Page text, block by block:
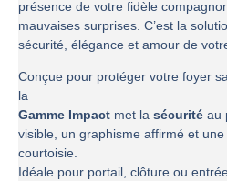
présence de votre fidèle
mauvaises surprises. C’est la
sécurité, élégance et amour de
Conçue pour protéger votre foyer
la
Gamme Impact met la sécurité au
visible, un graphisme affirmé et
courtoisie.
Idéale pour portail, clôture ou